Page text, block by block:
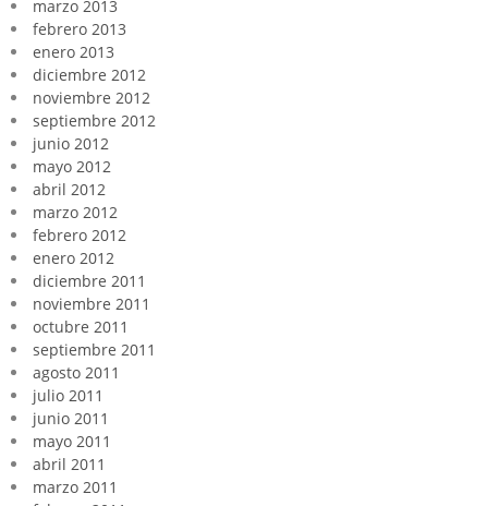
marzo 2013
febrero 2013
enero 2013
diciembre 2012
noviembre 2012
septiembre 2012
junio 2012
mayo 2012
abril 2012
marzo 2012
febrero 2012
enero 2012
diciembre 2011
noviembre 2011
octubre 2011
septiembre 2011
agosto 2011
julio 2011
junio 2011
mayo 2011
abril 2011
marzo 2011